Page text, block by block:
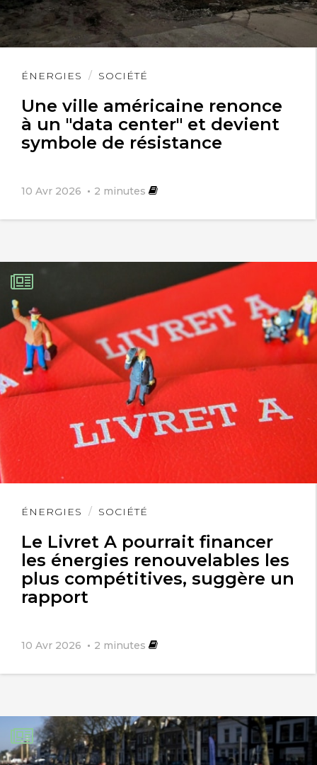
ÉNERGIES SOCIÉTÉ
Une ville américaine renonce
à un "data center" et devient
symbole de résistance
10 Avr 2026 2 minutes
Lire
ÉNERGIES SOCIÉTÉ
Le Livret A pourrait financer
les énergies renouvelables les
plus compétitives, suggère un
rapport
10 Avr 2026 2 minutes
Lire